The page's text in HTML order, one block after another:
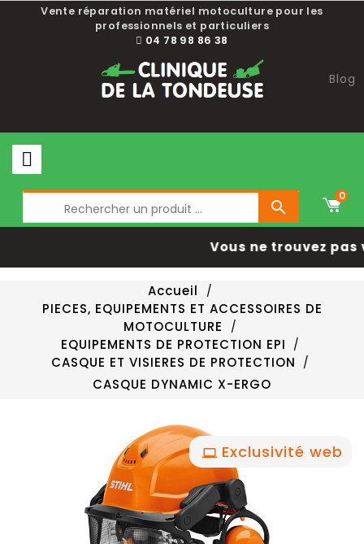
Vente réparation matériel motoculture pour les
professionnels et particuliers
04 78 98 86 38
Blog

0
Vous ne trouvez pas
Accueil
PIECES, EQUIPEMENTS ET ACCESSOIRES DE
MOTOCULTURE
EQUIPEMENTS DE PROTECTION EPI
CASQUE ET VISIERES DE PROTECTION
CASQUE DYNAMIC X-ERGO
Exclusivité web